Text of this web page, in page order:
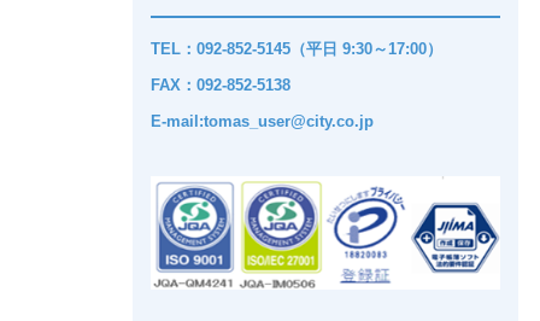
TEL：092-852-5145（平日 9:30～17:00）
FAX：092-852-5138
E-mail:tomas_user@city.co.jp